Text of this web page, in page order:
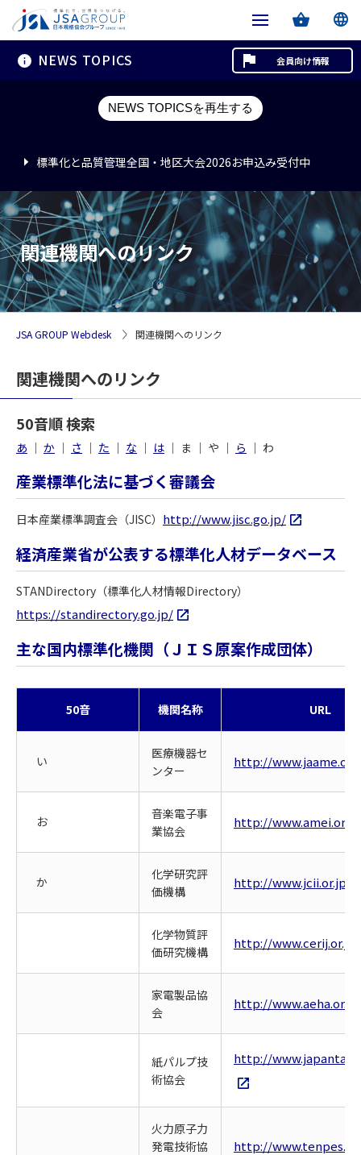
NEWS TOPICS
NEWS TOPICSを再生する
標準化と品質管理全国・地区大会2026お申込み受付中
標準化と品質管理全国・地区大会2026お申込み受付中
標準化と品質管理全国・地区大会2026お申込み受付中
会員向け情報
関連機関へのリンク
JSA GROUP Webdesk 関連機関へのリンク
関連機関へのリンク
50音順 検索
あ ｜ か ｜ さ ｜ た ｜ な ｜ は ｜ ま ｜ や ｜ ら ｜ わ
産業標準化法に基づく審議会
日本産業標準調査会（JISC） http://www.jisc.go.jp/
経済産業省が公表する標準化人材データベース
STANDirectory（標準化人材情報Directory）
https://standirectory.go.jp/
主な国内標準化機関（ＪＩＳ原案作成団体）
50音 機関名称 URL
い
医療機器セ
ンター
http://
お
音楽電子事
業協会
http://
か
化学研究評
価機構
http://www.jcii.or.jp/
化学物質評
価研究機構
http://www.cerij.or.jp/
家電製品協
会
http://
紙パルプ技
術協会
http://
火力原子力
発電技術協
http://